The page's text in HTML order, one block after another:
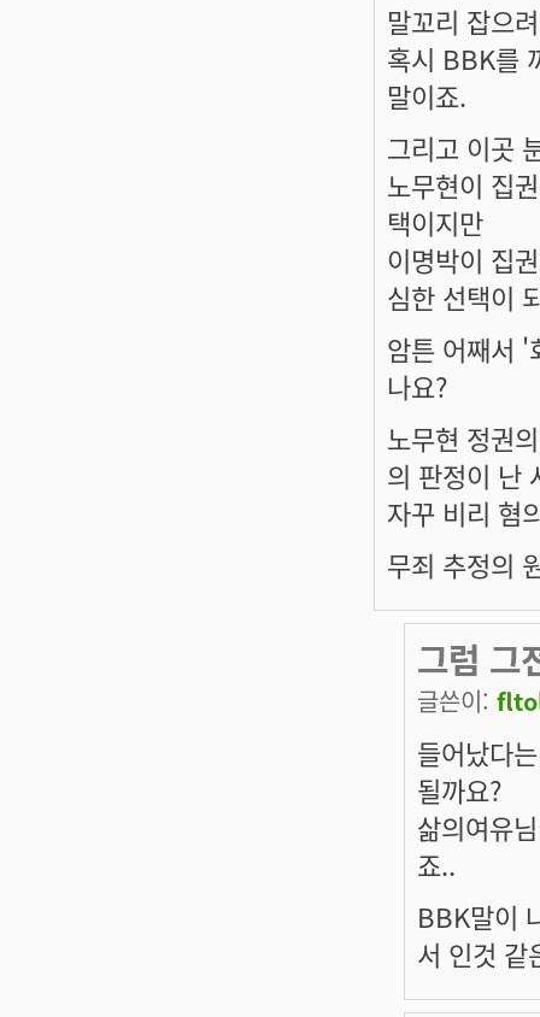
말꼬리 잡으
혹시 BBK를
말이죠.
그리고 이곳
노무현이 집
택이지만
이명박이 집
심한 선택이
암튼 어째서 '
나요?
노무현 정권
의 판정이 난
자꾸 비리 혐
무죄 추정의
그럼 그
글쓴이:
들어났다
될까요?
삶의여유
죠..
BBK말이
서 인것 같